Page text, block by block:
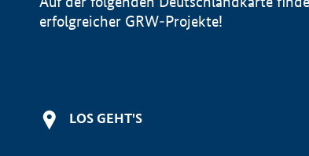
erfolgreicher GRW-Projekte!
LOS GEHT'S